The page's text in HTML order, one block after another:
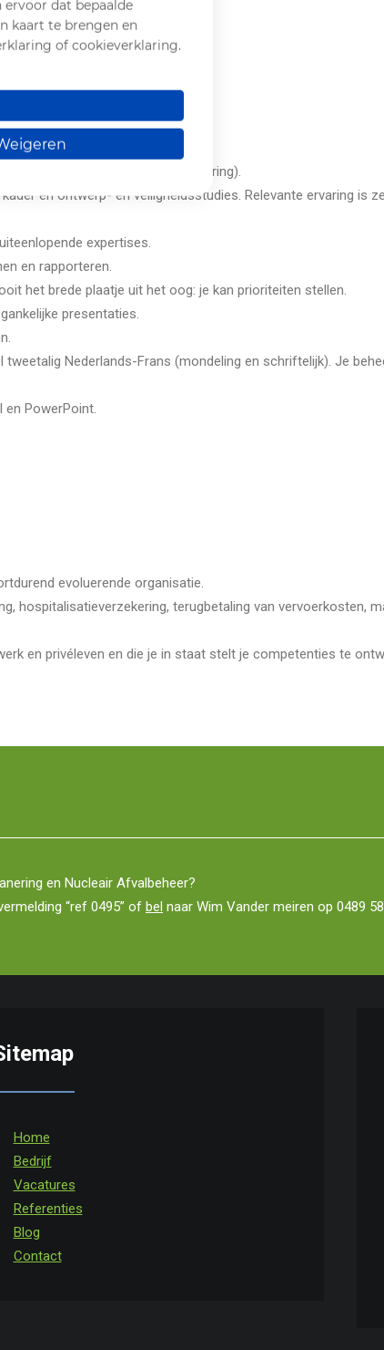
(of gelijkwaardig door ervaring).
en ontwerp- en veiligheidsstudies. Relevante ervaring is
expertises.
en rapporteren.
het brede plaatje uit het oog: je kan prioriteiten stellen.
presentaties.
Nederlands-Frans (mondeling en schriftelijk). Je
en PowerPoint.
evoluerende organisatie.
hospitalisatieverzekering, terugbetaling van vervoerkosten,
en privéleven en die je in staat stelt je competenties te
en Nucleair Afvalbeheer?
“ref 0495” of bel naar Wim Vander meiren op 0489
Home
Bedrijf
Vacatures
Referenties
Blog
Contact
dat bepaalde
kaart te brengen en
of cookieverklaring.